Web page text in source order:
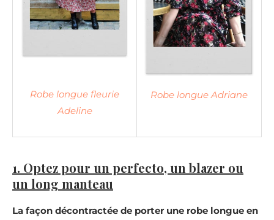
Robe longue fleurie
Adeline
Robe longue Adriane
1. Optez pour un perfecto, un blazer ou
un long manteau
La façon décontractée de porter une robe longue en